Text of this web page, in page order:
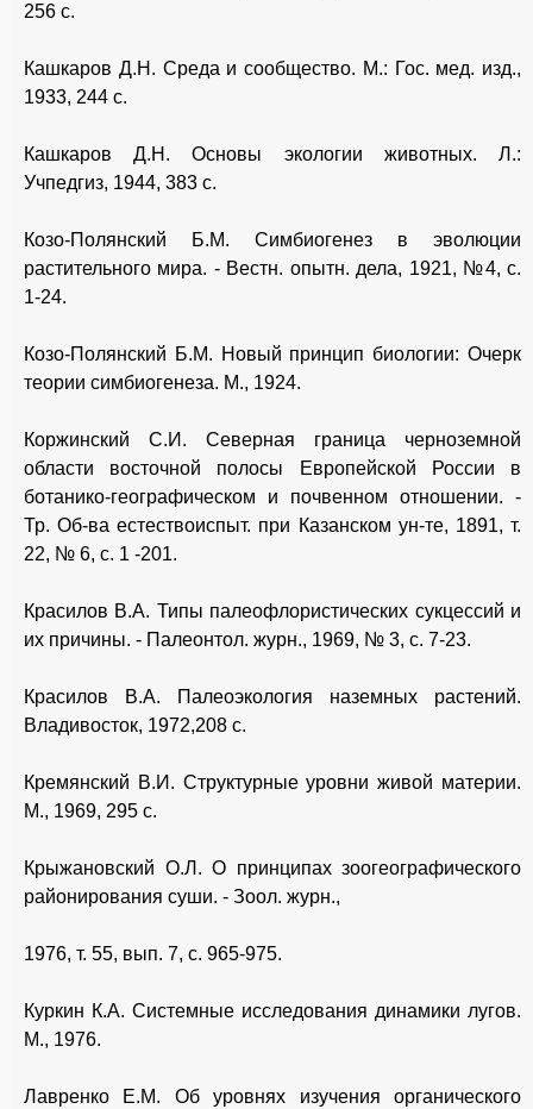
256 с.
Кашкаров Д.Н. Среда и сообщество. М.: Гос. мед. изд.,
1933, 244 с.
Кашкаров Д.Н. Основы экологии животных. Л.:
Учпедгиз, 1944, 383 с.
Козо-Полянский Б.М. Симбиогенез в эволюции
растительного мира. - Вестн. опытн. дела, 1921, №4, с.
1-24.
Козо-Полянский Б.М. Новый принцип биологии: Очерк
теории симбиогенеза. М., 1924.
Коржинский С.И. Северная граница черноземной
области восточной полосы Европейской России в
ботанико-географическом и почвенном отношении. -
Тр. Об-ва естествоиспыт. при Казанском ун-те, 1891, т.
22, № 6, с. 1 -201.
Красилов В.А. Типы палеофлористических сукцессий и
их причины. - Палеонтол. журн., 1969, № 3, с. 7-23.
Красилов В.А. Палеоэкология наземных растений.
Владивосток, 1972,208 с.
Кремянский В.И. Структурные уровни живой материи.
М., 1969, 295 с.
Крыжановский О.Л. О принципах зоогеографического
районирования суши. - Зоол. журн.,
1976, т. 55, вып. 7, с. 965-975.
Куркин К.А. Системные исследования динамики лугов.
М., 1976.
Лавренко Е.М. Об уровнях изучения органического